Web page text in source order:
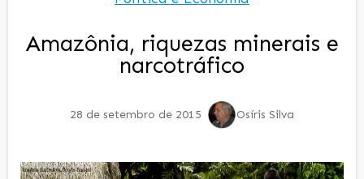
Amazônia, riquezas minerais e
narcotráfico
28 de setembro de 2015 Osíris Silva